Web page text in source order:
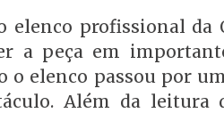
profissional da
a peça em
o elenco passou por
Além da